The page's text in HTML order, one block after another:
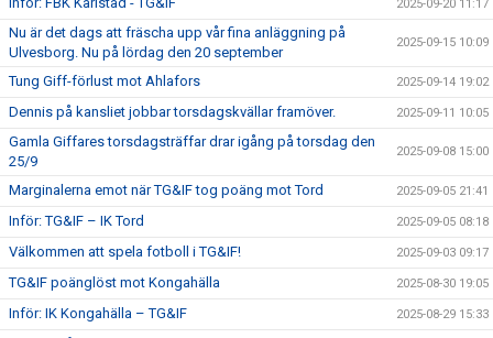
2025-09-20 11:17
Nu är det dags att fräscha upp vår fina anläggning på
Ulvesborg. Nu på lördag den 20 september
2025-09-15 10:09
Tung Giff-förlust mot Ahlafors 2025-09-14 19:02
Dennis på kansliet jobbar torsdagskvällar framöver. 2025-09-11 10:05
Gamla Giffares torsdagsträffar drar igång på torsdag den
25/9
2025-09-08 15:00
Marginalerna emot när TG&IF tog poäng mot Tord 2025-09-05 21:41
Inför: TG&IF – IK Tord 2025-09-05 08:18
Välkommen att spela fotboll i TG&IF! 2025-09-03 09:17
TG&IF poänglöst mot Kongahälla 2025-08-30 19:05
Inför: IK Kongahälla – TG&IF 2025-08-29 15:33